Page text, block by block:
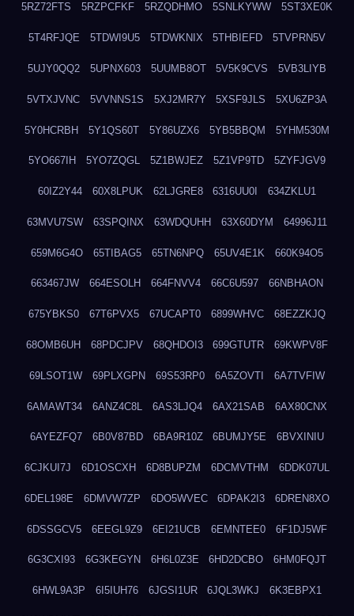
5RZ72FTS 5RZPCFKF 5RZQDHMO 5SNLKYWW 5ST3XE0K
5T4RFJQE 5TDWI9U5 5TDWKNIX 5THBIEFD 5TVPRN5V
5UJY0QQ2 5UPNX603 5UUMB8OT 5V5K9CVS 5VB3LIYB
5VTXJVNC 5VVNNS1S 5XJ2MR7Y 5XSF9JLS 5XU6ZP3A
5Y0HCRBH 5Y1QS60T 5Y86UZX6 5YB5BBQM 5YHM530M
5YO667IH 5YO7ZQGL 5Z1BWJEZ 5Z1VP9TD 5ZYFJGV9
60IZ2Y44 60X8LPUK 62LJGRE8 6316UU0I 634ZKLU1
63MVU7SW 63SPQINX 63WDQUHH 63X60DYM 64996J11
659M6G4O 65TIBAG5 65TN6NPQ 65UV4E1K 660K94O5
663467JW 664ESOLH 664FNVV4 66C6U597 66NBHAON
675YBKS0 67T6PVX5 67UCAPT0 6899WHVC 68EZZKJQ
68OMB6UH 68PDCJPV 68QHDOI3 699GTUTR 69KWPV8F
69LSOT1W 69PLXGPN 69S53RP0 6A5ZOVTI 6A7TVFIW
6AMAWT34 6ANZ4C8L 6AS3LJQ4 6AX21SAB 6AX80CNX
6AYEZFQ7 6B0V87BD 6BA9R10Z 6BUMJY5E 6BVXINIU
6CJKUI7J 6D1OSCXH 6D8BUPZM 6DCMVTHM 6DDK07UL
6DEL198E 6DMVW7ZP 6DO5WVEC 6DPAK2I3 6DREN8XO
6DSSGCV5 6EEGL9Z9 6EI21UCB 6EMNTEE0 6F1DJ5WF
6G3CXI93 6G3KEGYN 6H6L0Z3E 6HD2DCBO 6HM0FQJT
6HWL9A3P 6I5IUH76 6JGSI1UR 6JQL3WKJ 6K3EBPX1